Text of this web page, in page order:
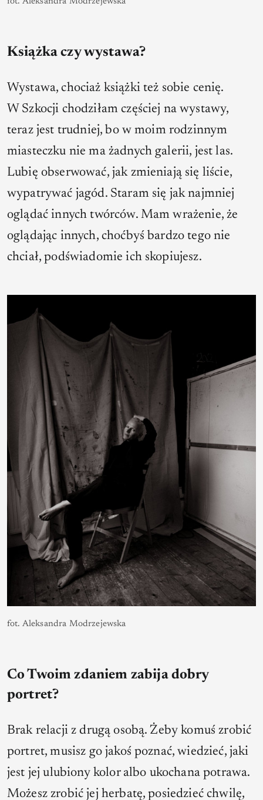
Książka czy wystawa?
Wystawa, chociaż książki też sobie cenię.
W Szkocji chodziłam częściej na wystawy,
teraz jest trudniej, bo w moim rodzinnym
miasteczku nie ma żadnych galerii, jest las.
Lubię obserwować, jak zmieniają się liście,
wypatrywać jagód. Staram się jak najmniej
oglądać innych twórców. Mam wrażenie, że
oglądając innych, choćbyś bardzo tego nie
chciał, podświadomie ich skopiujesz.
fot. Aleksandra Modrzejewska
Co Twoim zdaniem zabija dobry
portret?
Brak relacji z drugą osobą. Żeby komuś zrobić
portret, musisz go jakoś poznać, wiedzieć, jaki
jest jej ulubiony kolor albo ukochana potrawa.
Możesz zrobić jej herbatę, posiedzieć chwilę,